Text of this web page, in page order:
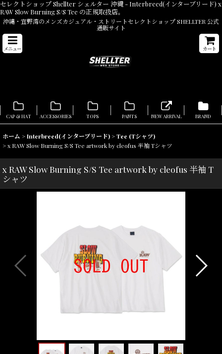
セレクトショップ Shellter シェルター 沖縄 - Interbreed(インターブリード) x
RAW Slow Burning S/S Tee の正規取扱店。
沖縄・宜野湾のメンズカジュアル・ストリートセレクトショップ SHELLTER 公式
通販サイト
メニュー カート
CAP & HAT ACCESSORIES TOPS PANTS NEW ARRIVAL BRAND
ホーム >Interbreed(インターブリード) >Tee (Tシャツ)
>x RAW Slow Burning S/S Tee artwork by cleofus 半袖 Tシャツ
x RAW Slow Burning S/S Tee artwork by cleofus 半袖 T
シャツ